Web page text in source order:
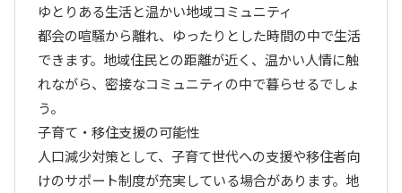
ゆとりある生活と温かい地域コミュニティ
都会の喧騒から離れ、ゆったりとした時間の中で生活
できます。地域住民との距離が近く、温かい人情に触
れながら、密接なコミュニティの中で暮らせるでしょ
う。
子育て・移住支援の可能性
人口減少対策として、子育て世代への支援や移住者向
けのサポート制度が充実している場合があります。地